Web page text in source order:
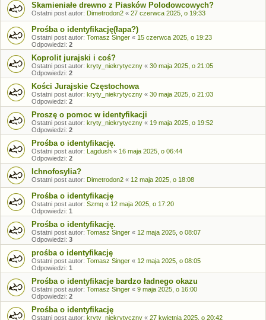
Skamieniałe drewno z Piasków Polodowcowych?
Ostatni post autor: Dimetrodon2 « 27 czerwca 2025, o 19:33
Prośba o identyfikację(łapa?)
Ostatni post autor: Tomasz Singer « 15 czerwca 2025, o 19:23
Odpowiedzi: 2
Koprolit jurajski i coś?
Ostatni post autor: kryty_niekrytyczny « 30 maja 2025, o 21:05
Odpowiedzi: 2
Kości Jurajskie Częstochowa
Ostatni post autor: kryty_niekrytyczny « 30 maja 2025, o 21:03
Odpowiedzi: 2
Proszę o pomoc w identyfikacji
Ostatni post autor: kryty_niekrytyczny « 19 maja 2025, o 19:52
Odpowiedzi: 2
Prośba o identyfikację.
Ostatni post autor: Lagdush « 16 maja 2025, o 06:44
Odpowiedzi: 2
Ichnofosylia?
Ostatni post autor: Dimetrodon2 « 12 maja 2025, o 18:08
Prośba o identyfikację
Ostatni post autor: Szmq « 12 maja 2025, o 17:20
Odpowiedzi: 1
Prośba o identyfikację.
Ostatni post autor: Tomasz Singer « 12 maja 2025, o 08:07
Odpowiedzi: 3
prośba o identyfikację
Ostatni post autor: Tomasz Singer « 12 maja 2025, o 08:05
Odpowiedzi: 1
Prośba o identyfikacje bardzo ładnego okazu
Ostatni post autor: Tomasz Singer « 9 maja 2025, o 16:00
Odpowiedzi: 2
Prośba o identyfikację
Ostatni post autor: kryty_niekrytyczny « 27 kwietnia 2025, o 20:42